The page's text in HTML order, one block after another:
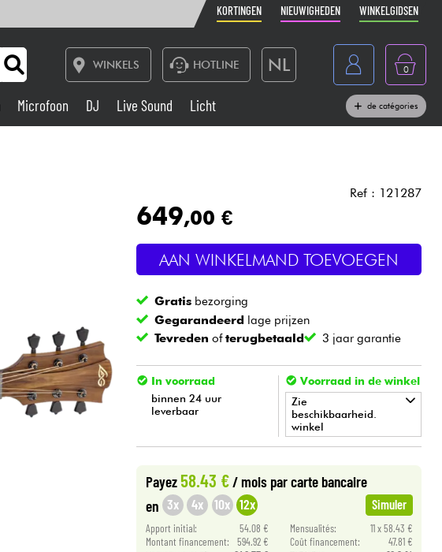
KORTINGEN NIEUWIGHEDEN WINKELGIDSEN
WINKELS HOTLINE NL
France
Belgique
Deutschland
0
Live Sound
Blaasinstrument
Kabels & toebehoren
Microfoon DJ Live Sound Licht de catégories
Ref : 121287
649,00 €
AAN WINKELMAND TOEVOEGEN
Gratis bezorging
Gegarandeerd lage prijzen
Tevreden ofterugbetaald 3 jaar garantie
In voorraad
binnen 24 uur
leverbaar
Voorraad in de winkel
Zie
beschikbaarheid.
winkel
• BRUXELLES
• Star SMusicLILLE
Payez58.43 €/ mois par carte bancaire
en 3x 4x 10x 12x Simuler
Apport initial: 54.08 € Mensualités:
11 x 58.43 €
Montant financement:
594.92 € Coût financement:
47.81 €